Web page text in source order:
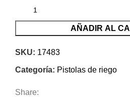
AÑADIR AL
SKU: 17483
Categoría: Pistolas de riego
Share: